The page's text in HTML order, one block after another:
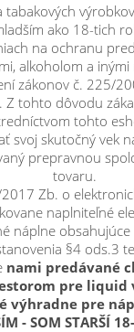
tabakových
ako 18-tich
na ochranu
alkoholom a inými
zákonov č. 225/
tohto dôvodu
tohto
svoj skutočný vek
prepravnou
tovaru.
Zb. o
naplniteľné
náplne
§4 ods.3
nami predávané
pre liquid
výhradne pre
- SOM STARŠÍ